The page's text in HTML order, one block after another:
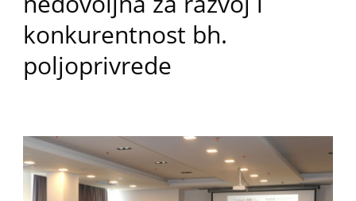
konkurentnost bh.
poljoprivrede